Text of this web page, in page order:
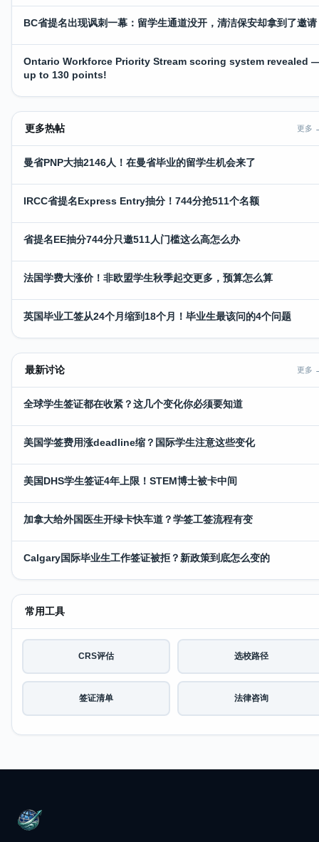
BC省提名出现讽刺一幕：留学生通道没开，清洁保安却拿到了邀请
Ontario Workforce Priority Stream scoring system revealed
up to 130 points!
更多热帖 更多
曼省PNP大抽2146人！在曼省毕业的留学生机会来了
IRCC省提名Express Entry抽分！744分抢511个名额
省提名EE抽分744分只邀511人门槛这么高怎么办
法国学费大涨价！非欧盟学生秋季起交更多，预算怎么算
英国毕业工签从24个月缩到18个月！毕业生最该问的4个问题
最新讨论 更多
全球学生签证都在收紧？这几个变化你必须要知道
美国学签费用涨deadline缩？国际学生注意这些变化
美国DHS学生签证4年上限！STEM博士被卡中间
加拿大给外国医生开绿卡快车道？学签工签流程有变
Calgary国际毕业生工作签证被拒？新政策到底怎么变的
常用工具
CRS评估 选校路径
签证清单 法律咨询